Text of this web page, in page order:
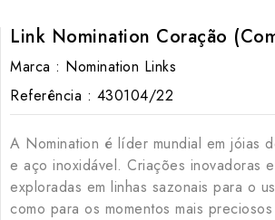
Link Nomination Coração
Marca : Nomination Links
Referência : 430104/22
A Nomination é líder mundial em jóias
e aço inoxidável. Criações inovadoras
exploradas em linhas sazonais para o
como para os momentos mais